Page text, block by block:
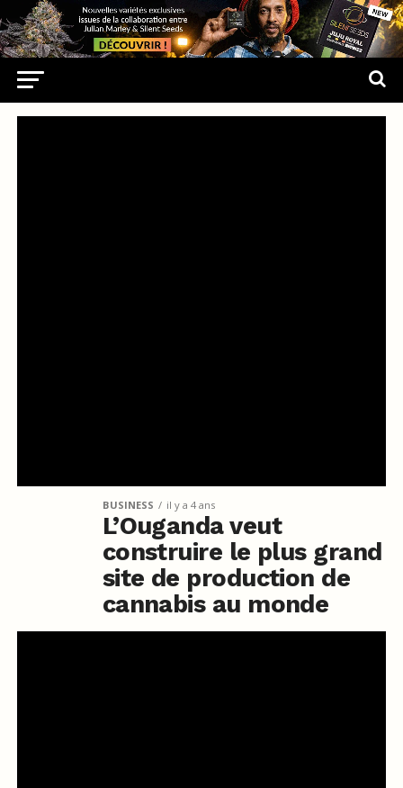
BUSINESS il y a 4 ans
L’Ouganda veut
construire le plus grand
site de production de
cannabis au monde